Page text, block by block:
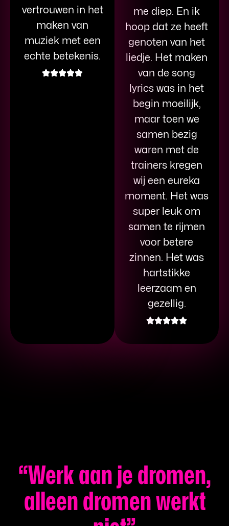
vertrouwen in het
maken van
muziek met een
echte betekenis.
me diep. En ik
hoop dat ze heeft
genoten van het
liedje. Het maken
van de song
lyrics was in het
begin moeilijk,
maar toen we
samen bezig
waren met de
trainers kregen
wij een eureka
moment. Het was
super leuk om
samen te rijmen
voor betere
zinnen. Het was
hartstikke
leerzaam en
gezellig.
“Werk aan je dromen,
alleen dromen werkt